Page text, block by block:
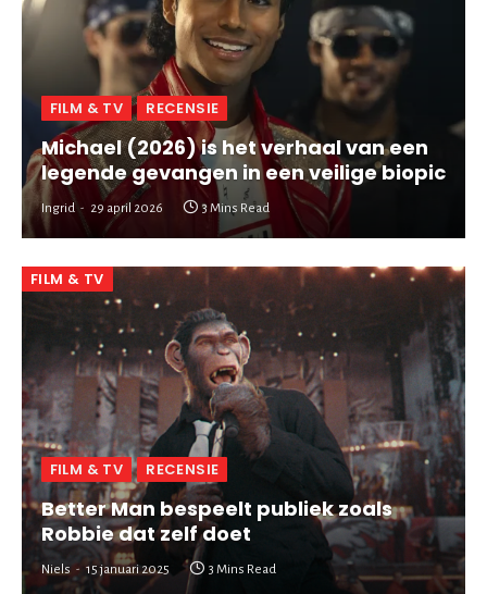
FILM & TV RECENSIE
Michael (2026) is het verhaal van een
legende gevangen in een veilige biopic
Ingrid 29 april 2026 3 Mins Read
FILM & TV
FILM & TV RECENSIE
Better Man bespeelt publiek zoals
Robbie dat zelf doet
Niels 15 januari 2025 3 Mins Read